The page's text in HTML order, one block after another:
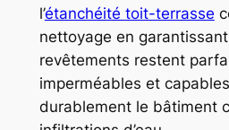
l’étanchéité toit-terrasse
nettoyage en
revêtements restent
imperméables et
durablement le bâtiment